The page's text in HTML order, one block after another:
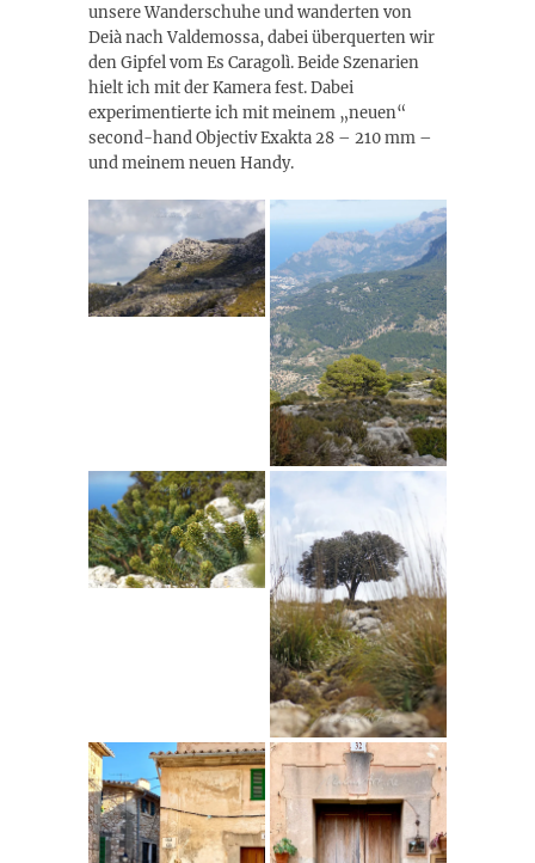
unsere Wanderschuhe und wanderten von
Deià nach Valdemossa, dabei überquerten wir
den Gipfel vom Es Caragolì. Beide Szenarien
hielt ich mit der Kamera fest. Dabei
experimentierte ich mit meinem „neuen“
second-hand Objectiv Exakta 28 – 210 mm –
und meinem neuen Handy.